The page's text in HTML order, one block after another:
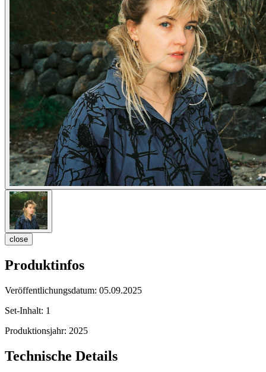
close
Produktinfos
Veröffentlichungsdatum: 05.09.2025
Set-Inhalt: 1
Produktionsjahr: 2025
Technische Details